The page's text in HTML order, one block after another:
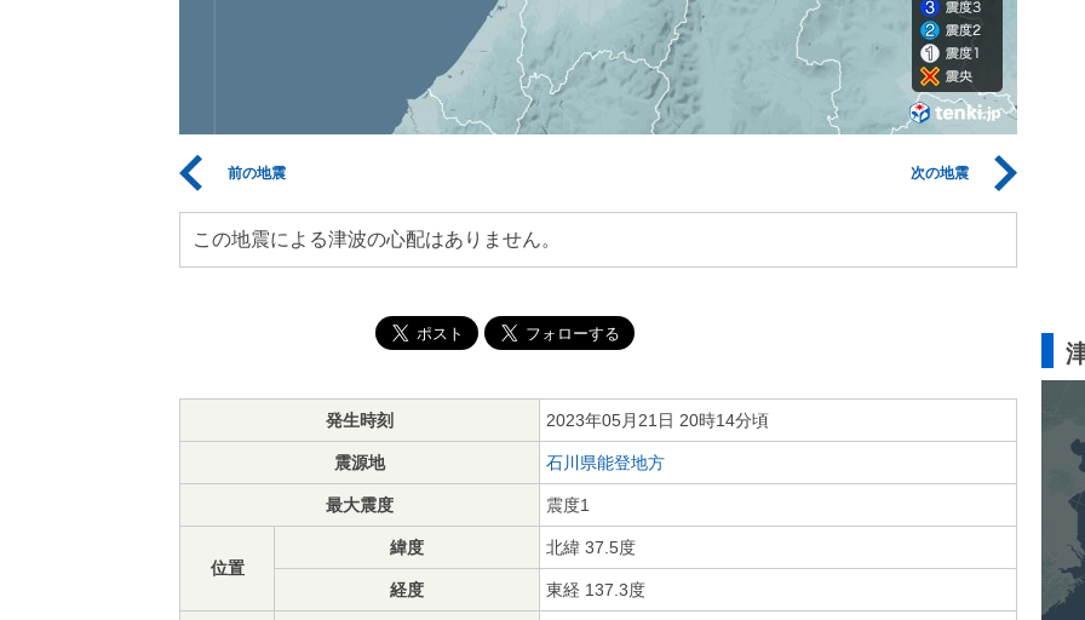
前の地震 次の地震
この地震による津波の心配はありません。
発生時刻 2023年05月21日 20時14分頃
震源地 石川県能登地方
最大震度 震度1
位置
緯度 北緯 37.5度
経度 東経 137.3度